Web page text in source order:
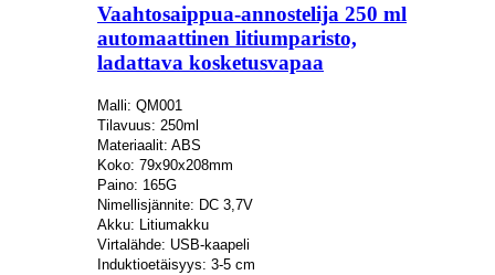
Vaahtosaippua-annostelija 250 ml
automaattinen litiumparisto,
ladattava kosketusvapaa
Malli: QM001
Tilavuus: 250ml
Materiaalit: ABS
Koko: 79x90x208mm
Paino: 165G
Nimellisjännite: DC 3,7V
Akku: Litiumakku
Virtalähde: USB-kaapeli
Induktioetäisyys: 3-5 cm